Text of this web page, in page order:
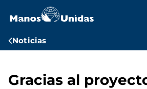
contenido
Ruta
navegación
Noticias
Gracias al